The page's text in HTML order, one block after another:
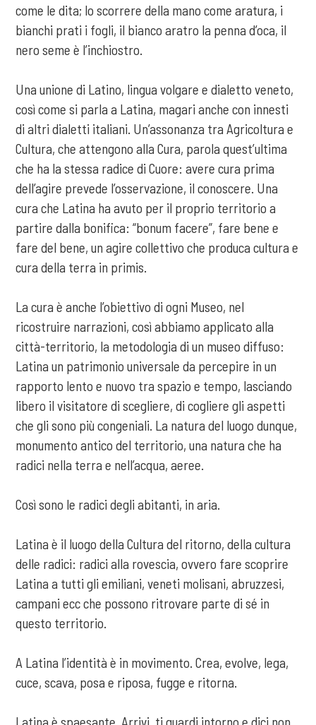
come le dita; lo scorrere della mano come aratura, i
bianchi prati i fogli, il bianco aratro la penna d’oca, il
nero seme è l’inchiostro.
Una unione di Latino, lingua volgare e dialetto veneto,
così come si parla a Latina, magari anche con innesti
di altri dialetti italiani. Un’assonanza tra Agricoltura e
Cultura, che attengono alla Cura, parola quest’ultima
che ha la stessa radice di Cuore: avere cura prima
dell’agire prevede l’osservazione, il conoscere. Una
cura che Latina ha avuto per il proprio territorio a
partire dalla bonifica: “bonum facere”, fare bene e
fare del bene, un agire collettivo che produca cultura e
cura della terra in primis.
La cura è anche l’obiettivo di ogni Museo, nel
ricostruire narrazioni, così abbiamo applicato alla
città-territorio, la metodologia di un museo diffuso:
Latina un patrimonio universale da percepire in un
rapporto lento e nuovo tra spazio e tempo, lasciando
libero il visitatore di scegliere, di cogliere gli aspetti
che gli sono più congeniali. La natura del luogo dunque,
monumento antico del territorio, una natura che ha
radici nella terra e nell’acqua, aeree.
Così sono le radici degli abitanti, in aria.
Latina è il luogo della Cultura del ritorno, della cultura
delle radici: radici alla rovescia, ovvero fare scoprire
Latina a tutti gli emiliani, veneti molisani, abruzzesi,
campani ecc che possono ritrovare parte di sé in
questo territorio.
A Latina l’identità è in movimento. Crea, evolve, lega,
cuce, scava, posa e riposa, fugge e ritorna.